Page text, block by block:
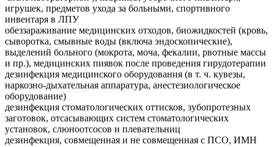
игрушек, предметов ухода за больными, спортивного
инвентаря в ЛПУ
обеззараживание медицинских отходов, биожидкостей (кровь,
сыворотка, смывные воды (включа эндоскопические),
выделений больного (мокрота, моча, фекалии, рвотные массы
и пр.), медицинских пиявок после проведения гирудотерапии
дезинфекция медицинского оборудования (в т. ч. кувезы,
наркозно-дыхательная аппаратура, анестезиологическое
оборудование)
дезинфекция стоматологических оттисков, зубопротезных
заготовок, отсасывающих систем стоматологических
установок, слюноотсосов и плевательниц
дезинфекция, совмещенная и не совмещенная с ПСО, ИМН